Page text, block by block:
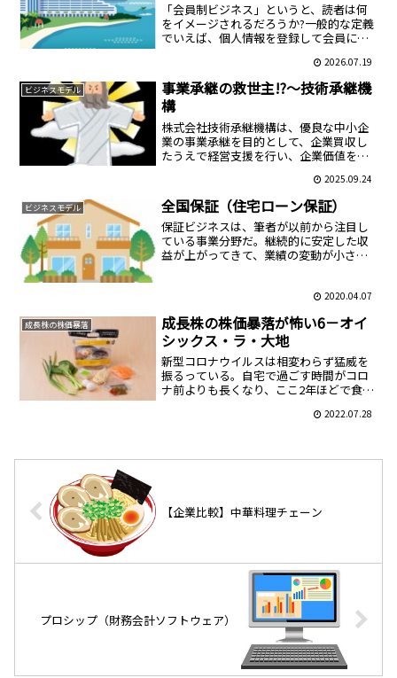
「会員制ビジネス」というと、読者は何
をイメージされるだろうか?一般的な定義
でいえば、個人情報を登録して会員にな
的に提供することで収益を得るビジネス
を指す。SNSのように登録が無料の場合
もあるが、有料の場合...
2026.07.19
ビジネスモデル
事業承継の救世主!?～技術承継機
構
株式会社技術承継機構は、優良な中小企
業の事業承継を目的として、企業買収し
たうえで経営支援を行い、企業価値を向
立は2018年7月と若い会社だが、早くも今
年2月に東証グロース市場に上場して、注
目を浴びている。...
2025.09.24
ビジネスモデル 全国保証（住宅ローン保証）
保証ビジネスは、筆者が以前から注目し
ている事業分野だ。継続的に安定した収
益が上がってきて、業績の変動が小さ
的にはどちらかというと「保証ビジネス
は難解」というイメージがあ...
2020.04.07
成長株の株価暴落
成長株の株価暴落が怖い6－オイ
シックス・ラ・大地
新型コロナウイルスは相変わらず猛威を
振るっている。自宅で過ごす時間がコロ
ナ前よりも長くなり、ここ2年ほどで食事
飲食店のフードデリバリーはいまや日常
2022.07.28
【企業比較】中華料理チェーン
プロシップ（財務会計ソフトウェア）